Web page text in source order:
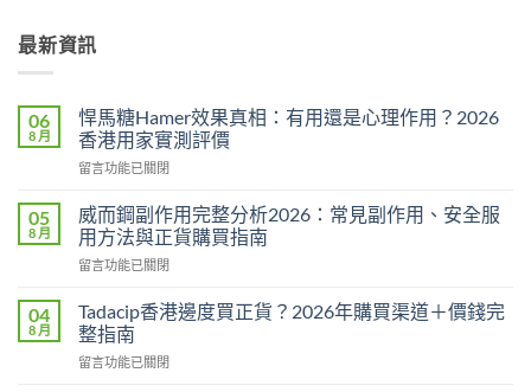
最新資訊
06
8 月
悍馬糖Hamer效果真相：有用還是心理作用？2026
香港用家實測評價
在
馬
糖
Hamer
效
真
相：
用
留言功能已關閉
05
8 月
威而鋼副作用完整分析2026：常見副作用、安全服
用方法與正貨購買指南
在
而
鋼
副
作
留言功能已關閉
04
8 月
Tadacip香港邊度買正貨？2026年購買渠道＋價錢完
整指南
在
留言功能已關閉